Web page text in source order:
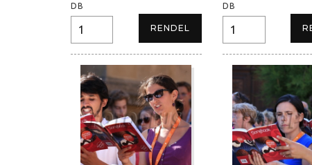
DB DB